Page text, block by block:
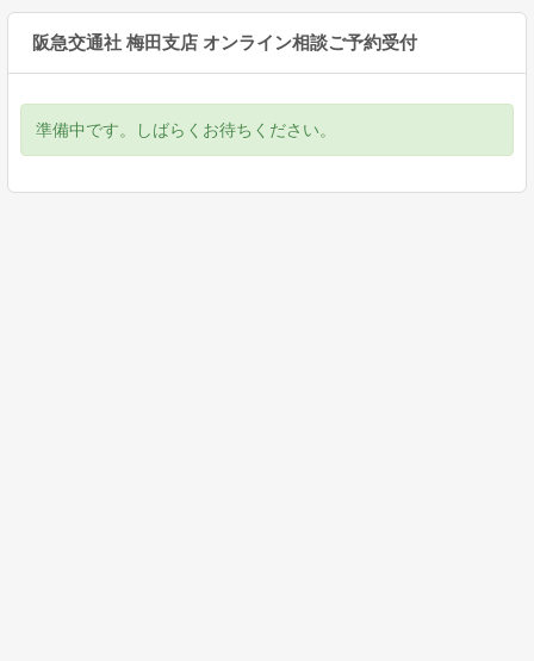
阪急交通社 梅田支店 オンライン相談ご予約受付
準備中です。しばらくお待ちください。